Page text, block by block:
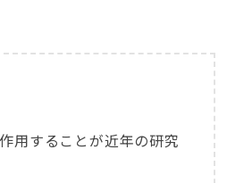
用することが近年の研究